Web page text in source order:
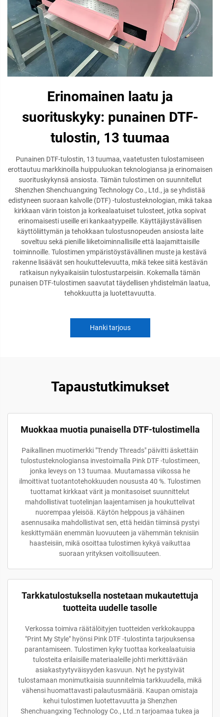
Erinomainen laatu ja
suorituskyky: punainen DTF-
tulostin, 13 tuumaa
Punainen DTF-tulostin, 13 tuumaa, vaatetusten tulostamiseen
erottautuu markkinoilla huippuluokan teknologiansa ja erinomaisen
suorituskykynsä ansiosta. Tämän tulostimen on suunnitellut
Shenzhen Shenchuangxing Technology Co., Ltd., ja se yhdistää
edistyneen suoraan kalvolle (DTF) -tulostusteknologian, mikä takaa
kirkkaan värin toiston ja korkealaatuiset tulosteet, jotka sopivat
erinomaisesti useille eri kankaatyypeille. Käyttäjäystävällisen
käyttöliittymän ja tehokkaan tulostusnopeuden ansiosta laite
soveltuu sekä pienille liiketoiminnallisille että laajamittaisille
toiminnoille. Tulostimen ympäristöystävällinen muste ja kestävä
rakenne lisäävät sen houkuttelevuutta, mikä tekee siitä kestävän
ratkaisun nykyaikaisiin tulostustarpeisiin. Kokemalla tämän
punaisen DTF-tulostimen saavutat täydellisen yhdistelmän laatua,
tehokkuutta ja luotettavuutta.
Hanki tarjous
Tapaustutkimukset
Muokkaa muotia punaisella DTF-tulostimella
Paikallinen muotimerkki "Trendy Threads" päivitti äskettäin
tulostusteknologiansa investoimalla Pink DTF -tulostimeen,
jonka leveys on 13 tuumaa. Muutamassa viikossa he
ilmoittivat tuotantotehokkuuden noususta 40 %. Tulostimen
tuottamat kirkkaat värit ja monitasoiset suunnittelut
mahdollistivat tuotelinjan laajentamisen ja houkuttelivat
nuorempaa yleisöä. Käytön helppous ja vähäinen
asennusaika mahdollistivat sen, että heidän tiiminsä pystyi
keskittymään enemmän luovuuteen ja vähemmän teknisiin
haasteisiin, mikä osoittaa tulostimen kykyä vaikuttaa
suoraan yrityksen voitollisuuteen.
Tarkkatulostuksella nostetaan mukautettuja
tuotteita uudelle tasolle
Verkossa toimiva räätälöityjen tuotteiden verkkokauppa
"Print My Style" hyönsi Pink DTF -tulostinta tarjouksensa
parantamiseen. Tulostimen kyky tuottaa korkealaatuisia
tulosteita erilaisille materiaaleille johti merkittävään
asiakastyytyväisyyden kasvuun. Nyt he pystyivät
tulostamaan monimutkaisia suunnitelmia tarkkuudella, mikä
vähensi huomattavasti palautusmääriä. Kaupan omistaja
kehui tulostimen luotettavuutta ja Shenzhen
Shenchuangxing Technology Co., Ltd.:n tarjoamaa tukea ja